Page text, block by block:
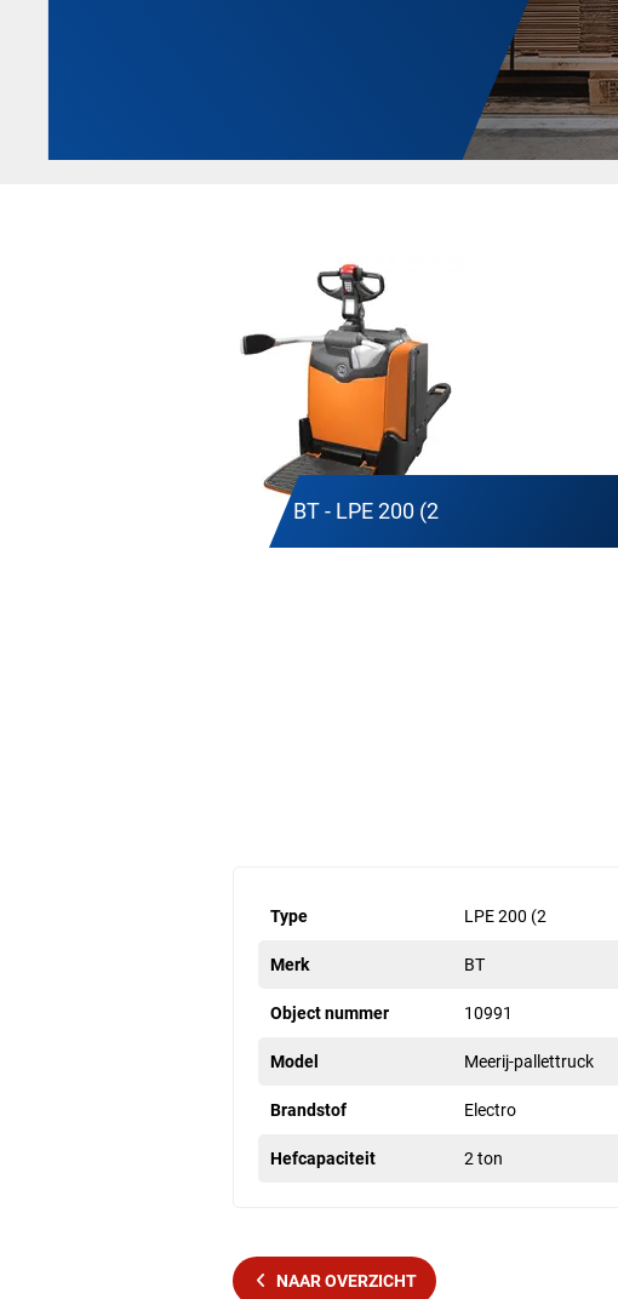
BT - LPE 200 (2
Type LPE 200 (2
Merk BT
Object nummer 10991
Model Meerij-pallettruck
Brandstof Electro
Hefcapaciteit 2 ton
NAAR OVERZICHT